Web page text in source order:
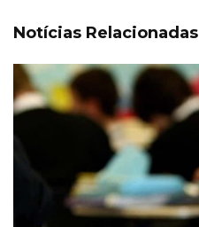
Notícias Relacionadas